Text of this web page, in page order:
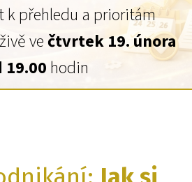
k přehledu a prioritám
večtvrtek 19. února
19.00 hodin